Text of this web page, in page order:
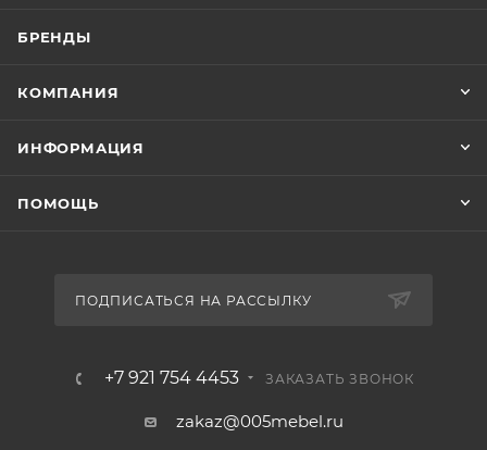
БРЕНДЫ
КОМПАНИЯ
ИНФОРМАЦИЯ
ПОМОЩЬ
ПОДПИСАТЬСЯ НА РАССЫЛКУ
+7 921 754 4453 ЗАКАЗАТЬ ЗВОНОК
zakaz@005mebel.ru